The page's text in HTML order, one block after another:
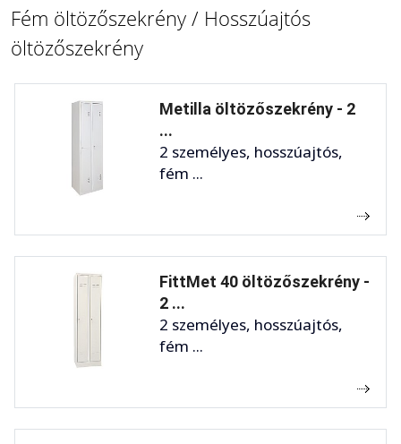
Fém öltözőszekrény / Hosszúajtós
öltözőszekrény
Metilla öltözőszekrény - 2
...
2 személyes, hosszúajtós,
fém ...
FittMet 40 öltözőszekrény -
2 ...
2 személyes, hosszúajtós,
fém ...